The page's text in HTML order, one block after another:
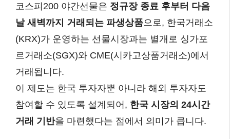
코스피200 야간선물은 정규장 종료 후부터 다음
날 새벽까지 거래되는 파생상품으로, 한국거래소
(KRX)가 운영하는 선물시장과는 별개로 싱가포
르거래소(SGX)와 CME(시카고상품거래소)에서
거래됩니다.
이 제도는 한국 투자자뿐 아니라 해외 투자자도
참여할 수 있도록 설계되어, 한국 시장의 24시간
거래 기반을 마련했다는 점에서 의미가 큽니다.